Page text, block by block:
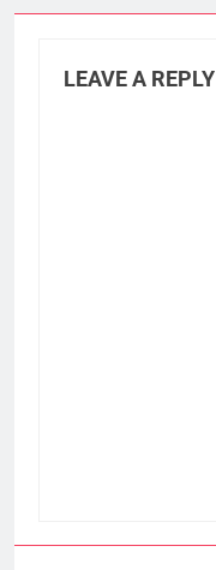
LEAVE A REPLY